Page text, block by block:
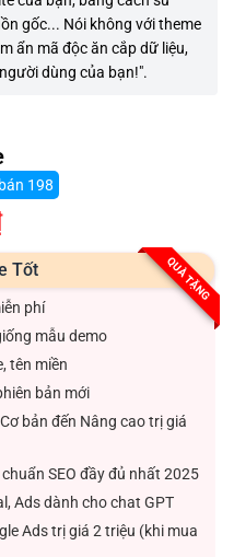
gốc... Nói không với theme
ẩn mã độc ăn cắp dữ liệu,
dùng của bạn!".
198
Giá
hiện
là:
299.000₫.
QUÀ TẶNG
Tốt
phí
mẫu demo
tên miền
bản mới
bản đến Nâng cao trị giá
SEO đầy đủ nhất 2025
Ads dành cho chat GPT
Ads trị giá 2 triệu (khi mua